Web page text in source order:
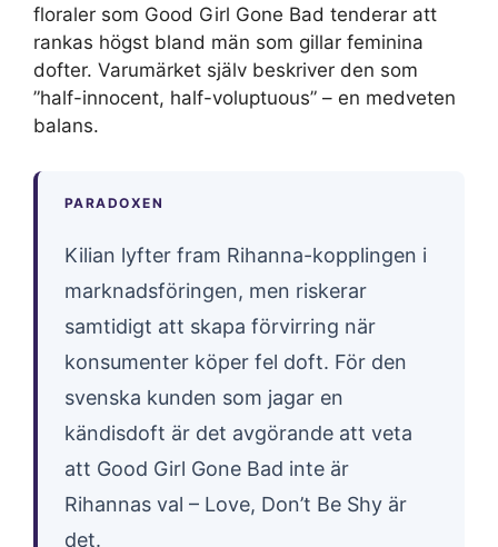
floraler som Good Girl Gone Bad tenderar att
rankas högst bland män som gillar feminina
dofter. Varumärket själv beskriver den som
”half-innocent, half-voluptuous” – en medveten
balans.
PARADOXEN
Kilian lyfter fram Rihanna-kopplingen i
marknadsföringen, men riskerar
samtidigt att skapa förvirring när
konsumenter köper fel doft. För den
svenska kunden som jagar en
kändisdoft är det avgörande att veta
att Good Girl Gone Bad inte är
Rihannas val – Love, Don’t Be Shy är
det.